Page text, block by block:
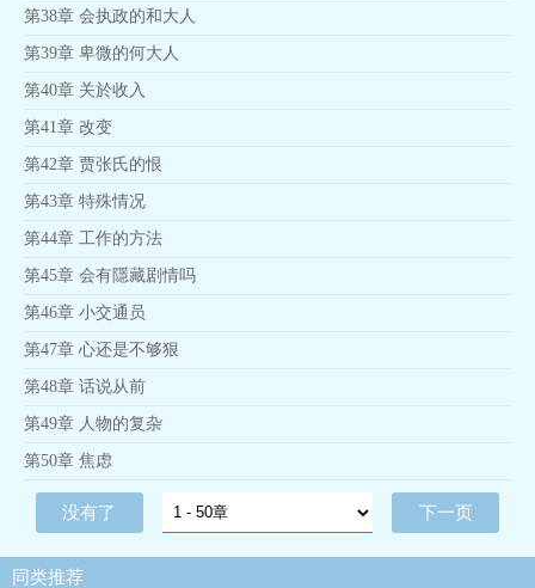
第38章 会执政的和大人
第39章 卑微的何大人
第40章 关於收入
第41章 改变
第42章 贾张氏的恨
第43章 特殊情况
第44章 工作的方法
第45章 会有隱藏剧情吗
第46章 小交通员
第47章 心还是不够狠
第48章 话说从前
第49章 人物的复杂
第50章 焦虑
没有了 下一页
同类推荐